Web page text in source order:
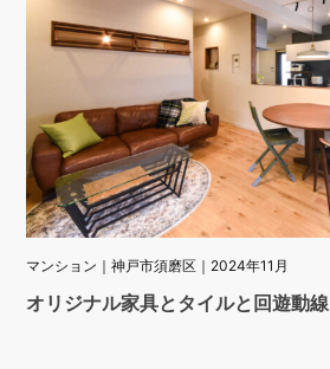
マンション｜神戸市須磨区｜2024年11月
オリジナル家具とタイルと回遊動線